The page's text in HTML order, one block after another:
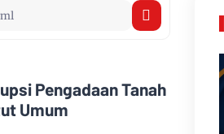
Pengadaan Tanah
Umum